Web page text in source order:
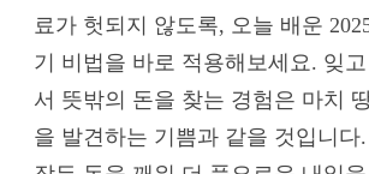
료가 헛되지 않도록, 오늘 배운
기 비법을 바로 적용해보세요. 잊
서 뜻밖의 돈을 찾는 경험은 마치
을 발견하는 기쁨과 같을 것입니다